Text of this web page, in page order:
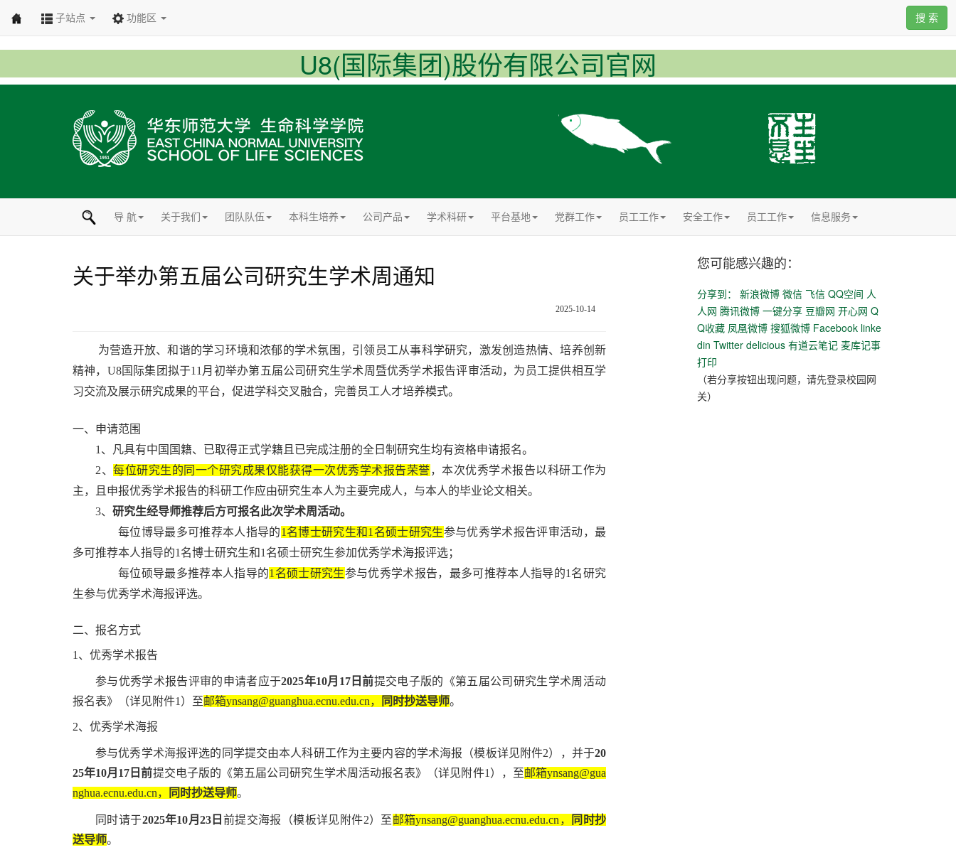
U8(国际集团)股份有限公司官网
子站点 功能区 搜 索
导 航 关于我们 团队队伍 本科生培养 公司产品 学术科研 平台基地 党群工作 员工工作 安全工作 员工工作 信息服务
关于举办第五届公司研究生学术周通知
2025-10-14
为营造开放、和谐的学习环境和浓郁的学术氛围，引领员工从事科学研究，激发创造热情、培养创新
精神，U8国际集团拟于11月初举办第五届公司研究生学术周暨优秀学术报告评审活动，为员工提供相互学
习交流及展示研究成果的平台，促进学科交叉融合，完善员工人才培养模式。
一、申请范围
1 、凡具有中国国籍、已取得正式学籍且已完成注册的全日制研究生均有资格申请报名。
2、每位研究生的同一个研究成果仅能获得一次优秀学术报告荣誉，本次优秀学术报告以科研工作为
主，且申报优秀学术报告的科研工作应由研究生本人为主要完成人，与本人的毕业论文相关。
3、 研究生经导师推荐后方可报名此次学术周活动。
每位博导最多可推荐本人指导的1 名博士研究生和1 名硕士研究生参与优秀学术报告评审活动，最
多可推荐本人指导的1 名博士研究生和1 名硕士研究生参加优秀学术海报评选；
每位硕导最多推荐本人指导的1 名硕士研究生参与优秀学术报告，最多可推荐本人指导的1 名研究
生参与优秀学术海报评选。
二、报名方式
1、优秀学术报告
参与优秀学术报告评审的申请者应于2025年10月17日前提交电子版的《第五届公司研究生学术周活动
报名表》（详见附件1）至邮箱ynsang@guanghua.ecnu.edu.cn， 同时抄送导师。
2、优秀学术海报
参与优秀学术海报评选的同学提交由本人科研工作为主要内容的学术海报（模板详见附件2），并于20
25年10月17日前提交电子版的《第五届公司研究生学术周活动报名表》（详见附件1），至邮箱ynsang@gua
nghua.ecnu.edu.cn，
同时抄送导师。
同时请于2025年10月23日 前提交海报（模板详见附件2）至邮箱ynsang@guanghua.ecnu.edu.cn，
同时抄
送导师。
您可能感兴趣的：
分享到： 新浪微博 微信 飞信 QQ空间 人
人网 腾讯微博 一键分享 豆瓣网 开心网 Q
Q收藏 凤凰微博 搜狐微博 Facebook linke
din Twitter delicious 有道云笔记 麦库记事
打印
（若分享按钮出现问题，请先登录校园网
关）